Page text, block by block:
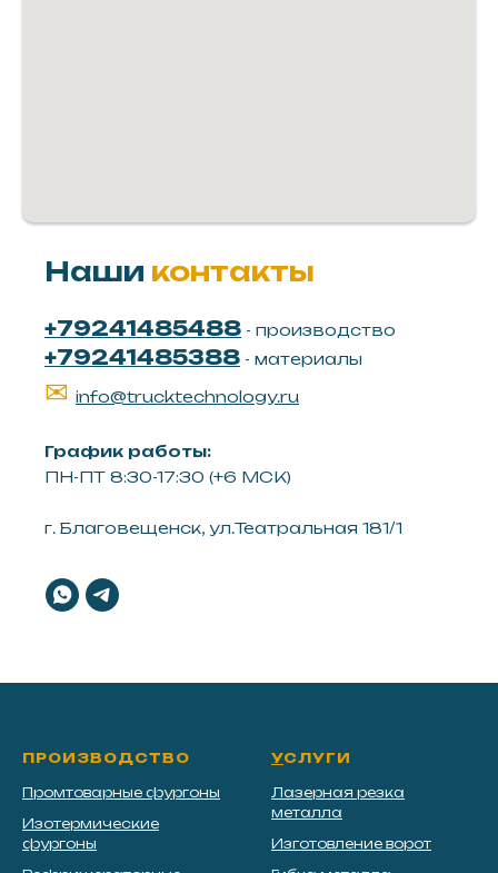
Наши контакты
+79241485488 - производство
+79241485388 - материалы
✉ info@trucktechnology.ru
График работы:
ПН-ПТ 8:30-17:30 (+6 МСК)
г. Благовещенск, ул.Театральная 181/1
ПРОИЗВОДСТВО
Промтоварные фургоны
Изотермические
фургоны
УСЛУГИ
Лазерная резка
металла
Изготовление ворот